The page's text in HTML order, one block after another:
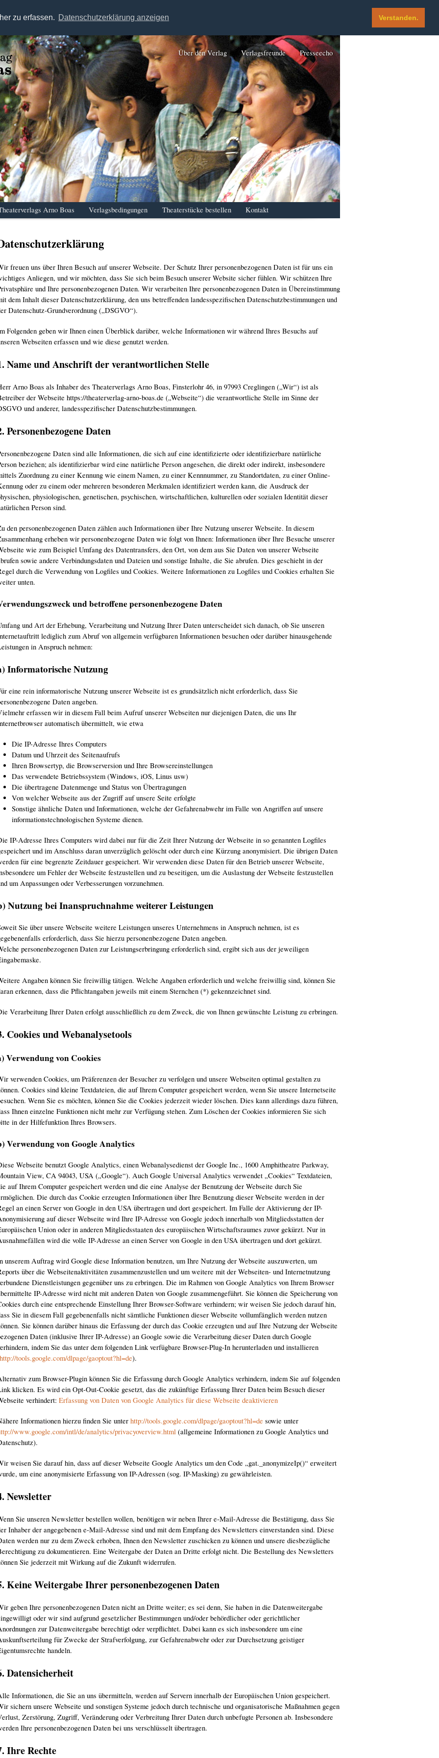
zu erfassen. Datenschutzerklärung anzeigen Verstanden.
Über den Verlag Verlagsfreunde Presseecho
Arno Boas Verlagsbedingungen Theaterstücke bestellen Kontakt
freuen uns über Ihren Besuch auf unserer Webseite. Der Schutz Ihrer personenbezogenen Daten ist für uns ein
Anliegen, und wir möchten, dass Sie sich beim Besuch unserer Website sicher fühlen. Wir schützen Ihre
und Ihre personenbezogenen Daten. Wir verarbeiten Ihre personenbezogenen Daten in Übereinstimmung
dem Inhalt dieser Datenschutzerklärung, den uns betreffenden landesspezifischen Datenschutzbestimmungen und
Datenschutz-Grundverordnung („DSGVO“).
Folgenden geben wir Ihnen einen Überblick darüber, welche Informationen wir während Ihres Besuchs auf
Webseiten erfassen und wie diese genutzt werden.
Name und Anschrift der verantwortlichen Stelle
Arno Boas als Inhaber des Theaterverlags Arno Boas, Finsterlohr 46, in 97993 Creglingen („Wir“) ist als
der Webseite https://theaterverlag-arno-boas.de („Webseite“) die verantwortliche Stelle im Sinne der
und anderer, landesspezifischer Datenschutzbestimmungen.
Personenbezogene Daten
Daten sind alle Informationen, die sich auf eine identifizierte oder identifizierbare natürliche
beziehen; als identifizierbar wird eine natürliche Person angesehen, die direkt oder indirekt, insbesondere
Zuordnung zu einer Kennung wie einem Namen, zu einer Kennnummer, zu Standortdaten, zu einer Online-
oder zu einem oder mehreren besonderen Merkmalen identifiziert werden kann, die Ausdruck der
physiologischen, genetischen, psychischen, wirtschaftlichen, kulturellen oder sozialen Identität dieser
Person sind.
den personenbezogenen Daten zählen auch Informationen über Ihre Nutzung unserer Webseite. In diesem
erheben wir personenbezogene Daten wie folgt von Ihnen: Informationen über Ihre Besuche unserer
wie zum Beispiel Umfang des Datentransfers, den Ort, von dem aus Sie Daten von unserer Webseite
sowie andere Verbindungsdaten und Dateien und sonstige Inhalte, die Sie abrufen. Dies geschieht in der
durch die Verwendung von Logfiles und Cookies. Weitere Informationen zu Logfiles und Cookies erhalten Sie
unten.
und betroffene personenbezogene Daten
und Art der Erhebung, Verarbeitung und Nutzung Ihrer Daten unterscheidet sich danach, ob Sie unseren
lediglich zum Abruf von allgemein verfügbaren Informationen besuchen oder darüber hinausgehende
in Anspruch nehmen:
Informatorische Nutzung
eine rein informatorische Nutzung unserer Webseite ist es grundsätzlich nicht erforderlich, dass Sie
Daten angeben.
erfassen wir in diesem Fall beim Aufruf unserer Webseiten nur diejenigen Daten, die uns Ihr
automatisch übermittelt, wie etwa
Die IP-Adresse Ihres Computers
Datum und Uhrzeit des Seitenaufrufs
Ihren Browsertyp, die Browserversion und Ihre Browsereinstellungen
Das verwendete Betriebssystem (Windows, iOS, Linus usw)
Die übertragene Datenmenge und Status von Übertragungen
Von welcher Webseite aus der Zugriff auf unsere Seite erfolgte
Sonstige ähnliche Daten und Informationen, welche der Gefahrenabwehr im Falle von Angriffen auf unsere
informationstechnologischen Systeme dienen.
IP-Adresse Ihres Computers wird dabei nur für die Zeit Ihrer Nutzung der Webseite in so genannten Logfiles
und im Anschluss daran unverzüglich gelöscht oder durch eine Kürzung anonymisiert. Die übrigen Daten
für eine begrenzte Zeitdauer gespeichert. Wir verwenden diese Daten für den Betrieb unserer Webseite,
um Fehler der Webseite festzustellen und zu beseitigen, um die Auslastung der Webseite festzustellen
um Anpassungen oder Verbesserungen vorzunehmen.
Nutzung bei Inanspruchnahme weiterer Leistungen
Sie über unsere Webseite weitere Leistungen unseres Unternehmens in Anspruch nehmen, ist es
erforderlich, dass Sie hierzu personenbezogene Daten angeben.
personenbezogenen Daten zur Leistungserbringung erforderlich sind, ergibt sich aus der jeweiligen
Angaben können Sie freiwillig tätigen. Welche Angaben erforderlich und welche freiwillig sind, können Sie
erkennen, dass die Pflichtangaben jeweils mit einem Sternchen (*) gekennzeichnet sind.
Verarbeitung Ihrer Daten erfolgt ausschließlich zu dem Zweck, die von Ihnen gewünschte Leistung zu erbringen.
Cookies und Webanalysetools
Verwendung von Cookies
verwenden Cookies, um Präferenzen der Besucher zu verfolgen und unsere Webseiten optimal gestalten zu
Cookies sind kleine Textdateien, die auf Ihrem Computer gespeichert werden, wenn Sie unsere Internetseite
Wenn Sie es möchten, können Sie die Cookies jederzeit wieder löschen. Dies kann allerdings dazu führen,
Ihnen einzelne Funktionen nicht mehr zur Verfügung stehen. Zum Löschen der Cookies informieren Sie sich
in der Hilfefunktion Ihres Browsers.
Verwendung von Google Analytics
Webseite benutzt Google Analytics, einen Webanalysedienst der Google Inc., 1600 Amphitheatre Parkway,
View, CA 94043, USA („Google“). Auch Google Universal Analytics verwendet „Cookies“ Textdateien,
auf Ihrem Computer gespeichert werden und die eine Analyse der Benutzung der Webseite durch Sie
Die durch das Cookie erzeugten Informationen über Ihre Benutzung dieser Webseite werden in der
an einen Server von Google in den USA übertragen und dort gespeichert. Im Falle der Aktivierung der IP-
auf dieser Webseite wird Ihre IP-Adresse von Google jedoch innerhalb von Mitgliedsstatten der
Union oder in anderen Mitgliedsstaaten des europäischen Wirtschaftsraumes zuvor gekürzt. Nur in
wird die volle IP-Adresse an einen Server von Google in den USA übertragen und dort gekürzt.
unserem Auftrag wird Google diese Information benutzen, um Ihre Nutzung der Webseite auszuwerten, um
über die Webseitenaktivitäten zusammenzustellen und um weitere mit der Webseiten- und Internetnutzung
Dienstleistungen gegenüber uns zu erbringen. Die im Rahmen von Google Analytics von Ihrem Browser
IP-Adresse wird nicht mit anderen Daten von Google zusammengeführt. Sie können die Speicherung von
durch eine entsprechende Einstellung Ihrer Browser-Software verhindern; wir weisen Sie jedoch darauf hin,
Sie in diesem Fall gegebenenfalls nicht sämtliche Funktionen dieser Webseite vollumfänglich werden nutzen
Sie können darüber hinaus die Erfassung der durch das Cookie erzeugten und auf Ihre Nutzung der Webseite
Daten (inklusive Ihrer IP-Adresse) an Google sowie die Verarbeitung dieser Daten durch Google
indem Sie das unter dem folgenden Link verfügbare Browser-Plug-In herunterladen und installieren
http://tools.google.com/dlpage/gaoptout?hl=de).
zum Browser-Plugin können Sie die Erfassung durch Google Analytics verhindern, indem Sie auf folgenden
klicken. Es wird ein Opt-Out-Cookie gesetzt, das die zukünftige Erfassung Ihrer Daten beim Besuch dieser
verhindert: Erfassung von Daten von Google Analytics für diese Webseite deaktivieren
Informationen hierzu finden Sie unter http://tools.google.com/dlpage/gaoptout?hl=de sowie unter
www.google.com/intl/de/analytics/privacyoverview.html (allgemeine Informationen zu Google Analytics und
weisen Sie darauf hin, dass auf dieser Webseite Google Analytics um den Code „gat._anonymizeIp()“ erweitert
um eine anonymisierte Erfassung von IP-Adressen (sog. IP-Masking) zu gewährleisten.
Newsletter
Sie unseren Newsletter bestellen wollen, benötigen wir neben Ihrer e-Mail-Adresse die Bestätigung, dass Sie
Inhaber der angegebenen e-Mail-Adresse sind und mit dem Empfang des Newsletters einverstanden sind. Diese
werden nur zu dem Zweck erhoben, Ihnen den Newsletter zuschicken zu können und unsere diesbezügliche
zu dokumentieren. Eine Weitergabe der Daten an Dritte erfolgt nicht. Die Bestellung des Newsletters
Sie jederzeit mit Wirkung auf die Zukunft widerrufen.
Keine Weitergabe Ihrer personenbezogenen Daten
geben Ihre personenbezogenen Daten nicht an Dritte weiter; es sei denn, Sie haben in die Datenweitergabe
oder wir sind aufgrund gesetzlicher Bestimmungen und/oder behördlicher oder gerichtlicher
zur Datenweitergabe berechtigt oder verpflichtet. Dabei kann es sich insbesondere um eine
für Zwecke der Strafverfolgung, zur Gefahrenabwehr oder zur Durchsetzung geistiger
handeln.
Datensicherheit
Informationen, die Sie an uns übermitteln, werden auf Servern innerhalb der Europäischen Union gespeichert.
sichern unsere Webseite und sonstigen Systeme jedoch durch technische und organisatorische Maßnahmen gegen
Zerstörung, Zugriff, Veränderung oder Verbreitung Ihrer Daten durch unbefugte Personen ab. Insbesondere
Ihre personenbezogenen Daten bei uns verschlüsselt übertragen.
Ihre Rechte